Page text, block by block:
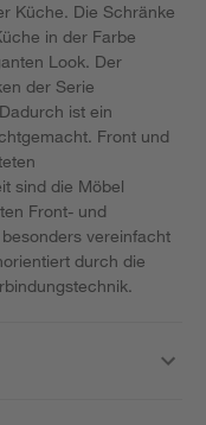
Küche. Die Schränke
in der Farbe
Look. Der
der Serie
ist ein
Front und
sind die Möbel
Front- und
vereinfacht
durch die